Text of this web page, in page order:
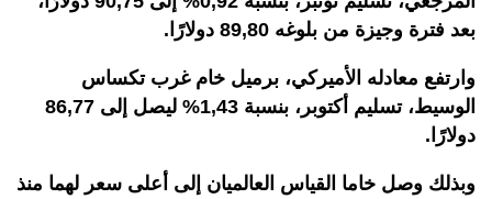
بعد فترة وجيزة من بلوغه 89,80 دولارًا.
وارتفع معادله الأميركي، برميل خام غرب تكساس
الوسيط، تسليم أكتوبر، بنسبة 1,43% ليصل إلى 86,77
دولارًا.
وبذلك وصل خاما القياس العالميان إلى أعلى سعر لهما منذ